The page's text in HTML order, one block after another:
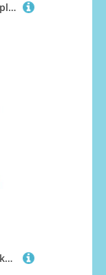
Jiumaocleu Himiko Toga Cosplay Damen Toga Himiko Kostüm MHA Schuluniform Kleid Komplettes Set für Halloween-Party
Jiumaocleu JJK Figur Ieiri Shoko Statue Anime JJK Anhänger 14CM PVC Ieiri Shoko Plüsch Pyjama Modell Dekoration Anhänger Ornament für Fans